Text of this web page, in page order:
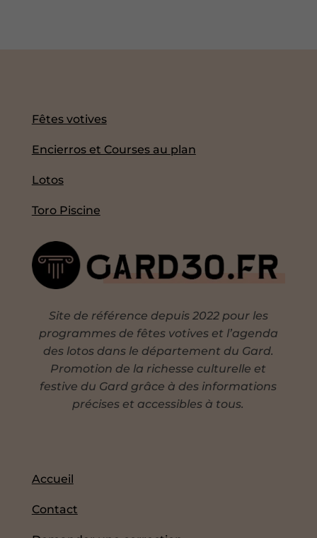
Fêtes votives
Encierros et Courses au plan
Lotos
Toro Piscine
Site de référence depuis 2022 pour les
programmes de fêtes votives et l’agenda
des lotos dans le département du Gard.
Promotion de la richesse culturelle et
festive du Gard grâce à des informations
précises et accessibles à tous.
Accueil
Contact